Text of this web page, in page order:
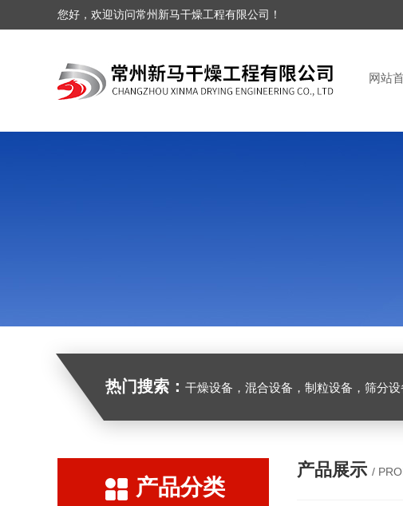
您好，欢迎访问常州新马干燥工程有限公司！
网站
热门搜索： 干燥设备，混合设备，制粒设备，筛分
产品分类
产品展示 /